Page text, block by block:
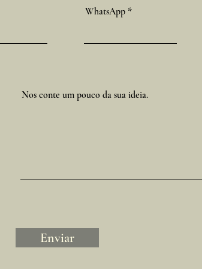
WhatsApp
Nos conte um pouco da sua ideia.
Enviar